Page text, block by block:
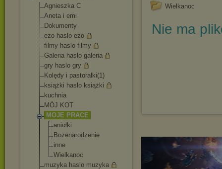
Agnieszka C
Aneta i emi
Dokumenty
ezo haslo ezo
filmy haslo filmy
Galeria haslo galeria
gry haslo gry
Kolędy i pastorałki(1)
książki haslo książki
kuchnia
MÓJ KOT
MOJE PRACE
aniołki
Bożenarodzenie
inne
Wielkanoc
muzyka haslo muzyka
Wielkanoc
Nie ma